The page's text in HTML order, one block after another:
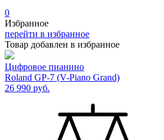
0
Избранное
перейти в избранное
Товар добавлен в избранное
Цифровое пианино
Roland GP-7 (V-Piano Grand)
26 990 руб.